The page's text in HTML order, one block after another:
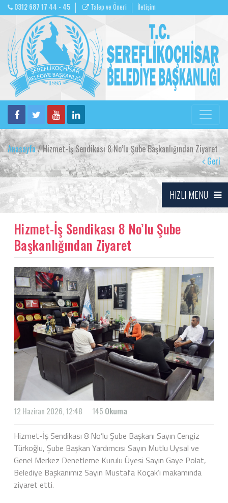
0312 687 17 44 - 45 Talep ve Öneri İletişim
Anasayfa/ Hizmet-İş Sendikası 8 No’lu Şube Başkanlığından Ziyaret
Geri
HIZLI MENU
Hizmet-İş Sendikası 8 No’lu Şube
Başkanlığından Ziyaret
12 Haziran 2026, 12:48 145 Okuma
Hizmet-İş Sendikası 8 No’lu Şube Başkanı Sayın Cengiz
Türkoğlu, Şube Başkan Yardımcısı Sayın Mutlu Uysal ve
Genel Merkez Denetleme Kurulu Üyesi Sayın Gaye Polat,
Belediye Başkanımız Sayın Mustafa Koçak’ı makamında
ziyaret etti.